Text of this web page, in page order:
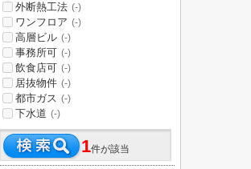
外断熱工法 (-)
ワンフロア (-)
高層ビル (-)
事務所可 (-)
飲食店可 (-)
居抜物件 (-)
都市ガス (-)
下水道 (-)
1件が該当